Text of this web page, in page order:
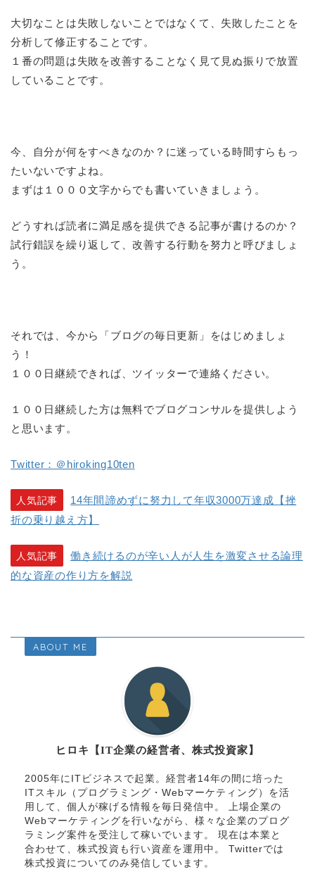
大切なことは失敗しないことではなくて、失敗したことを
分析して修正することです。
１番の問題は失敗を改善することなく見て見ぬ振りで放置
していることです。
今、自分が何をすべきなのか？に迷っている時間すらもっ
たいないですよね。
まずは１０００文字からでも書いていきましょう。
どうすれば読者に満足感を提供できる記事が書けるのか？
試行錯誤を繰り返して、改善する行動を努力と呼びましょ
う。
それでは、今から「ブログの毎日更新」をはじめましょ
う！
１００日継続できれば、ツイッターで連絡ください。
１００日継続した方は無料でブログコンサルを提供しよう
と思います。
Twitter：＠hiroking10ten
人気記事
14年間諦めずに努力して年収3000万達成【挫
折の乗り越え方】
人気記事
働き続けるのが辛い人が人生を激変させる論理
的な資産の作り方を解説
ABOUT ME
ヒロキ【IT企業の経営者、株式投資家】
2005年にITビジネスで起業。経営者14年の間に培った
ITスキル（プログラミング・Webマーケティング）を活
用して、個人が稼げる情報を毎日発信中。 上場企業の
Webマーケティングを行いながら、様々な企業のプログ
ラミング案件を受注して稼いでいます。 現在は本業と
合わせて、株式投資も行い資産を運用中。 Twitterでは
株式投資についてのみ発信しています。